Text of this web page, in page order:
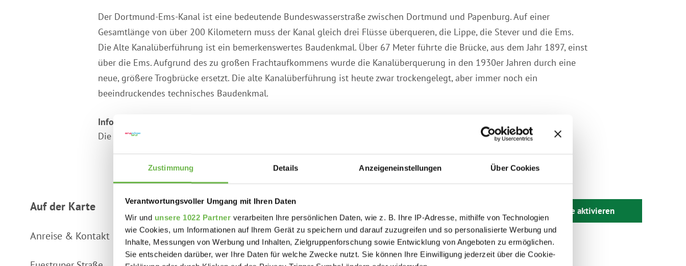
Zustimmung Details Anzeigeneinstellungen Über Cookies
Verantwortungsvoller Umgang mit Ihren Daten
Wir und unsere 1022 Partner verarbeiten Ihre persönlichen Daten, wie z. B. Ihre IP-Adresse, mithilfe von Technologien
wie Cookies, um Informationen auf Ihrem Gerät zu speichern und darauf zuzugreifen und so personalisierte Werbung und
Inhalte, Messungen von Werbung und Inhalten, Zielgruppenforschung sowie Entwicklung von Angeboten zu ermöglichen.
Sie entscheiden darüber, wer Ihre Daten für welche Zwecke nutzt. Sie können Ihre Einwilligung jederzeit über die Cookie-
Der Dortmund-Ems-Kanal ist eine bedeutende Bundeswasserstraße zwischen Dortmund und Papenburg. Auf einer
Gesamtlänge von über 200 Kilometern muss der Kanal gleich drei Flüsse überqueren, die Lippe, die Stever und die Ems.
Die Alte Kanalüberführung ist ein bemerkenswertes Baudenkmal. Über 67 Meter führte die Brücke, aus dem Jahr 1897, einst
über die Ems. Aufgrund des zu großen Frachtaufkommens wurde die Kanalüberquerung in den 1930er Jahren durch eine
neue, größere Trogbrücke ersetzt. Die alte Kanalüberführung ist heute zwar trockengelegt, aber immer noch ein
beeindruckendes technisches Baudenkmal.
Informationen zur Besichtigung
Die Alte Kanalüberführung ist ganzjährig frei zugänglich.
Auf der Karte
Anreise & Kontakt
Karte aktivieren